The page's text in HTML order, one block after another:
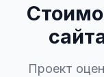
Проект